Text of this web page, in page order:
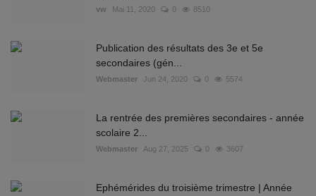
vw Mai 11, 2020 0 8510
Publication des résultats des 3e et 5e
secondaires (gén...
Webmaster Jun 24, 2020 0 5574
La rentrée des premières secondaires - année
scolaire 2...
Webmaster Aug 27, 2025 0 3607
Ephémérides du troisième trimestre | Année